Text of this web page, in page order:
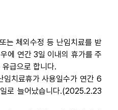
는 체외수정 등 난임치료를 받
에 연간 3일 이내의 휴가를 주
급으로 합니다.
임치료휴가 사용일수가 연간 6
로 늘어났습니다.(2025.2.23